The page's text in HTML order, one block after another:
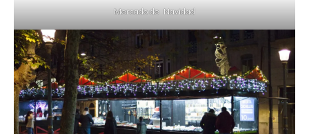
Mercado de Navidad